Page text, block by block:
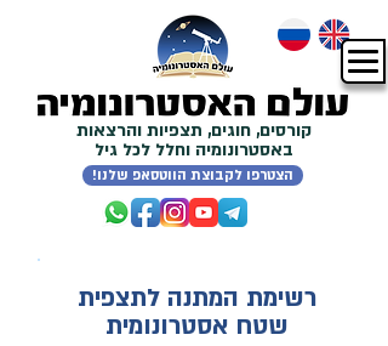
קורסים, חוגים, תצפיות והרצאות
באסטרונומיה וחלל לכל גיל
!הצטרפו לקבוצת הווטסאפ שלנו
רשימת המתנה לתצפית
שטח אסטרונומית